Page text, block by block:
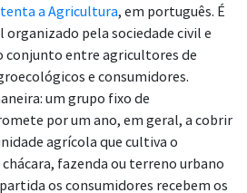
a Agricultura, em português. É
pela sociedade civil e
conjunto entre agricultores de
e consumidores.
um grupo fixo de
por um ano, em geral, a cobrir
agrícola que cultiva o
fazenda ou terreno urbano
os consumidores recebem os